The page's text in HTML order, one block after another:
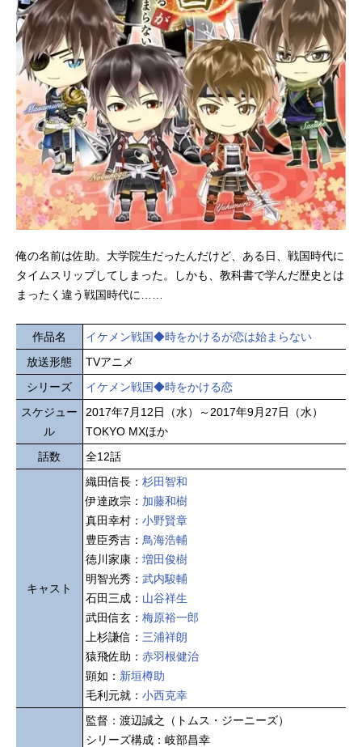
俺の名前は佐助。大学院生だったんだけど、ある日、戦国時代に
タイムスリップしてしまった。しかも、教科書で学んだ歴史とは
まったく違う戦国時代に……
作品名
イケメン戦国◆時をかけるが恋は始まらない
放送形態
TVアニメ
シリーズ
イケメン戦国◆時をかける恋
スケジュー
ル
2017年7月12日（水）～2017年9月27日（水）
TOKYO MXほか
話数
全12話
キャスト
織田信長： 杉田智和
伊達政宗： 加藤和樹
真田幸村： 小野賢章
豊臣秀吉： 鳥海浩輔
徳川家康： 増田俊樹
明智光秀： 武内駿輔
石田三成： 山谷祥生
武田信玄： 梅原裕一郎
上杉謙信： 三浦祥朗
猿飛佐助： 赤羽根健治
顕如： 新垣樽助
毛利元就： 小西克幸
監督：渡辺誠之（トムス・ジーニーズ）
シリーズ構成：岐部昌幸